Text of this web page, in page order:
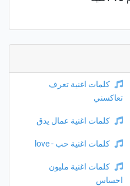
كلمات اغنية تعرف
تعاكسني
كلمات اغنية عمال يدق
كلمات اغنية حب - love
كلمات اغنية مليون
احساس